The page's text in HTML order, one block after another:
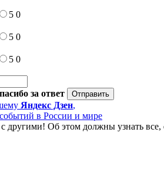
5 0
5 0
5 0
за ответ
Яндекс Дзен,
в России и мире
другими! Об этом должны узнать